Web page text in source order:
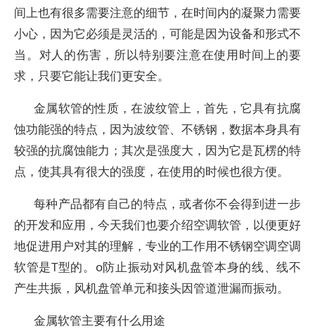
间上也有很多需要注意的细节，在时间内的凝聚力需要
小心，因为它必须是灵活的，可能是因为设备和形式不
当。对人的伤害，所以特别要注意在使用时间上的要
求，只要它能让我们更安全。
金属软管的性质，在波纹管上，首先，它具有抗腐
蚀功能强的特点，因为波纹管、不锈钢，数据本身具有
较强的抗腐蚀能力；其次是强度大，因为它是瓦楞的特
点，使其具有很大的强度，在使用的时候也很方便。
每种产品都有自己的特点，或者你不会得到进一步
的开发和应用，今天我们也要介绍空调软管，以便更好
地促进用户对其的理解，专业的工作用不锈钢空调空调
软管是T型的。o防止振动对风机盘管本身的线、线不
产生共振，风机盘管单元和接头因管道泄漏而振动。
金属软管主要有什么用途